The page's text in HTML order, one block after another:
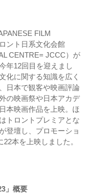
FILM
ント日系文化会館
CENTRE= JCCC）が
年12回目を迎えまし
化に関する知識を広く
日本で観客や映画評論
の映画祭や日本アカデ
本映画作品を上映。ほ
トロントプレミアとな
登壇し、プロモーショ
本を上映しました。
」概要